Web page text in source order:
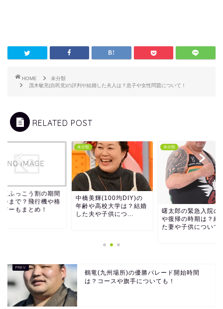
HOME
未分類
茂木敏充(自民党)の評判や結婚した夫人は？息子や女性問題について！
RELATED POST
道ふっこう割の期間
つまで？飛行機や格
アーもまとめ！
未分類
中橋美輝(100均DIY)の
年齢や高校大学は？結婚
した夫や子供につ...
未分類
曙太郎の緊急入院の
や復帰の時期は？結
た妻や子供について
鶴竜(九州場所)の優勝パレード開始時間
は？コースや旗手についても！